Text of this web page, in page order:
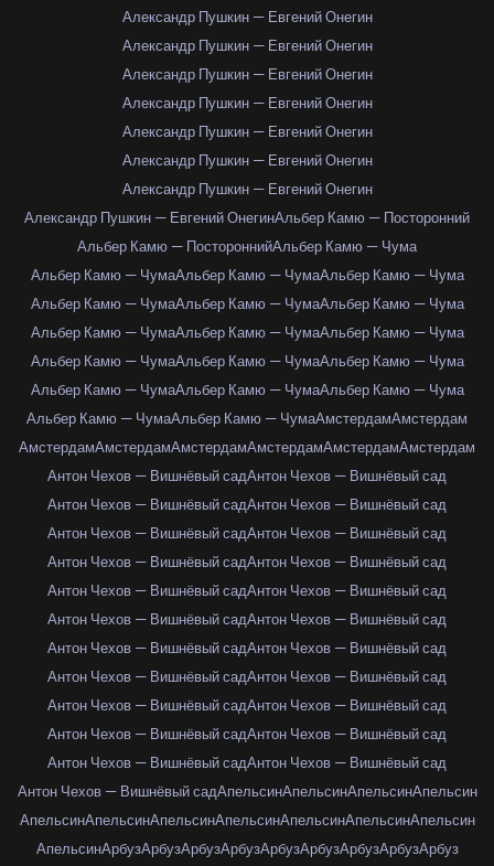
Александр Пушкин — Евгений Онегин
Александр Пушкин — Евгений Онегин
Александр Пушкин — Евгений Онегин
Александр Пушкин — Евгений Онегин
Александр Пушкин — Евгений Онегин
Александр Пушкин — Евгений Онегин
Александр Пушкин — Евгений Онегин
Александр Пушкин — Евгений ОнегинАльбер Камю — Посторонний
Альбер Камю — ПостороннийАльбер Камю — Чума
Альбер Камю — ЧумаАльбер Камю — ЧумаАльбер Камю — Чума
Альбер Камю — ЧумаАльбер Камю — ЧумаАльбер Камю — Чума
Альбер Камю — ЧумаАльбер Камю — ЧумаАльбер Камю — Чума
Альбер Камю — ЧумаАльбер Камю — ЧумаАльбер Камю — Чума
Альбер Камю — ЧумаАльбер Камю — ЧумаАльбер Камю — Чума
Альбер Камю — ЧумаАльбер Камю — ЧумаАмстердамАмстердам
АмстердамАмстердамАмстердамАмстердамАмстердамАмстердам
Антон Чехов — Вишнёвый садАнтон Чехов — Вишнёвый сад
Антон Чехов — Вишнёвый садАнтон Чехов — Вишнёвый сад
Антон Чехов — Вишнёвый садАнтон Чехов — Вишнёвый сад
Антон Чехов — Вишнёвый садАнтон Чехов — Вишнёвый сад
Антон Чехов — Вишнёвый садАнтон Чехов — Вишнёвый сад
Антон Чехов — Вишнёвый садАнтон Чехов — Вишнёвый сад
Антон Чехов — Вишнёвый садАнтон Чехов — Вишнёвый сад
Антон Чехов — Вишнёвый садАнтон Чехов — Вишнёвый сад
Антон Чехов — Вишнёвый садАнтон Чехов — Вишнёвый сад
Антон Чехов — Вишнёвый садАнтон Чехов — Вишнёвый сад
Антон Чехов — Вишнёвый садАнтон Чехов — Вишнёвый сад
Антон Чехов — Вишнёвый садАпельсинАпельсинАпельсинАпельсин
АпельсинАпельсинАпельсинАпельсинАпельсинАпельсинАпельсин
АпельсинАрбузАрбузАрбузАрбузАрбузАрбузАрбузАрбузАрбуз